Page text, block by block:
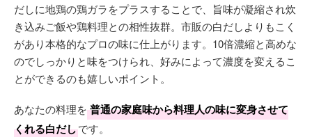
だしに地鶏の鶏ガラをプラスすることで、旨味が凝縮され炊
き込みご飯や鶏料理との相性抜群。市販の白だしよりもこく
があり本格的なプロの味に仕上がります。10倍濃縮と高めな
のでしっかりと味をつけられ、好みによって濃度を変えるこ
とができるのも嬉しいポイント。
あなたの料理を 普通の家庭味から料理人の味に変身させて
くれる白だしです。